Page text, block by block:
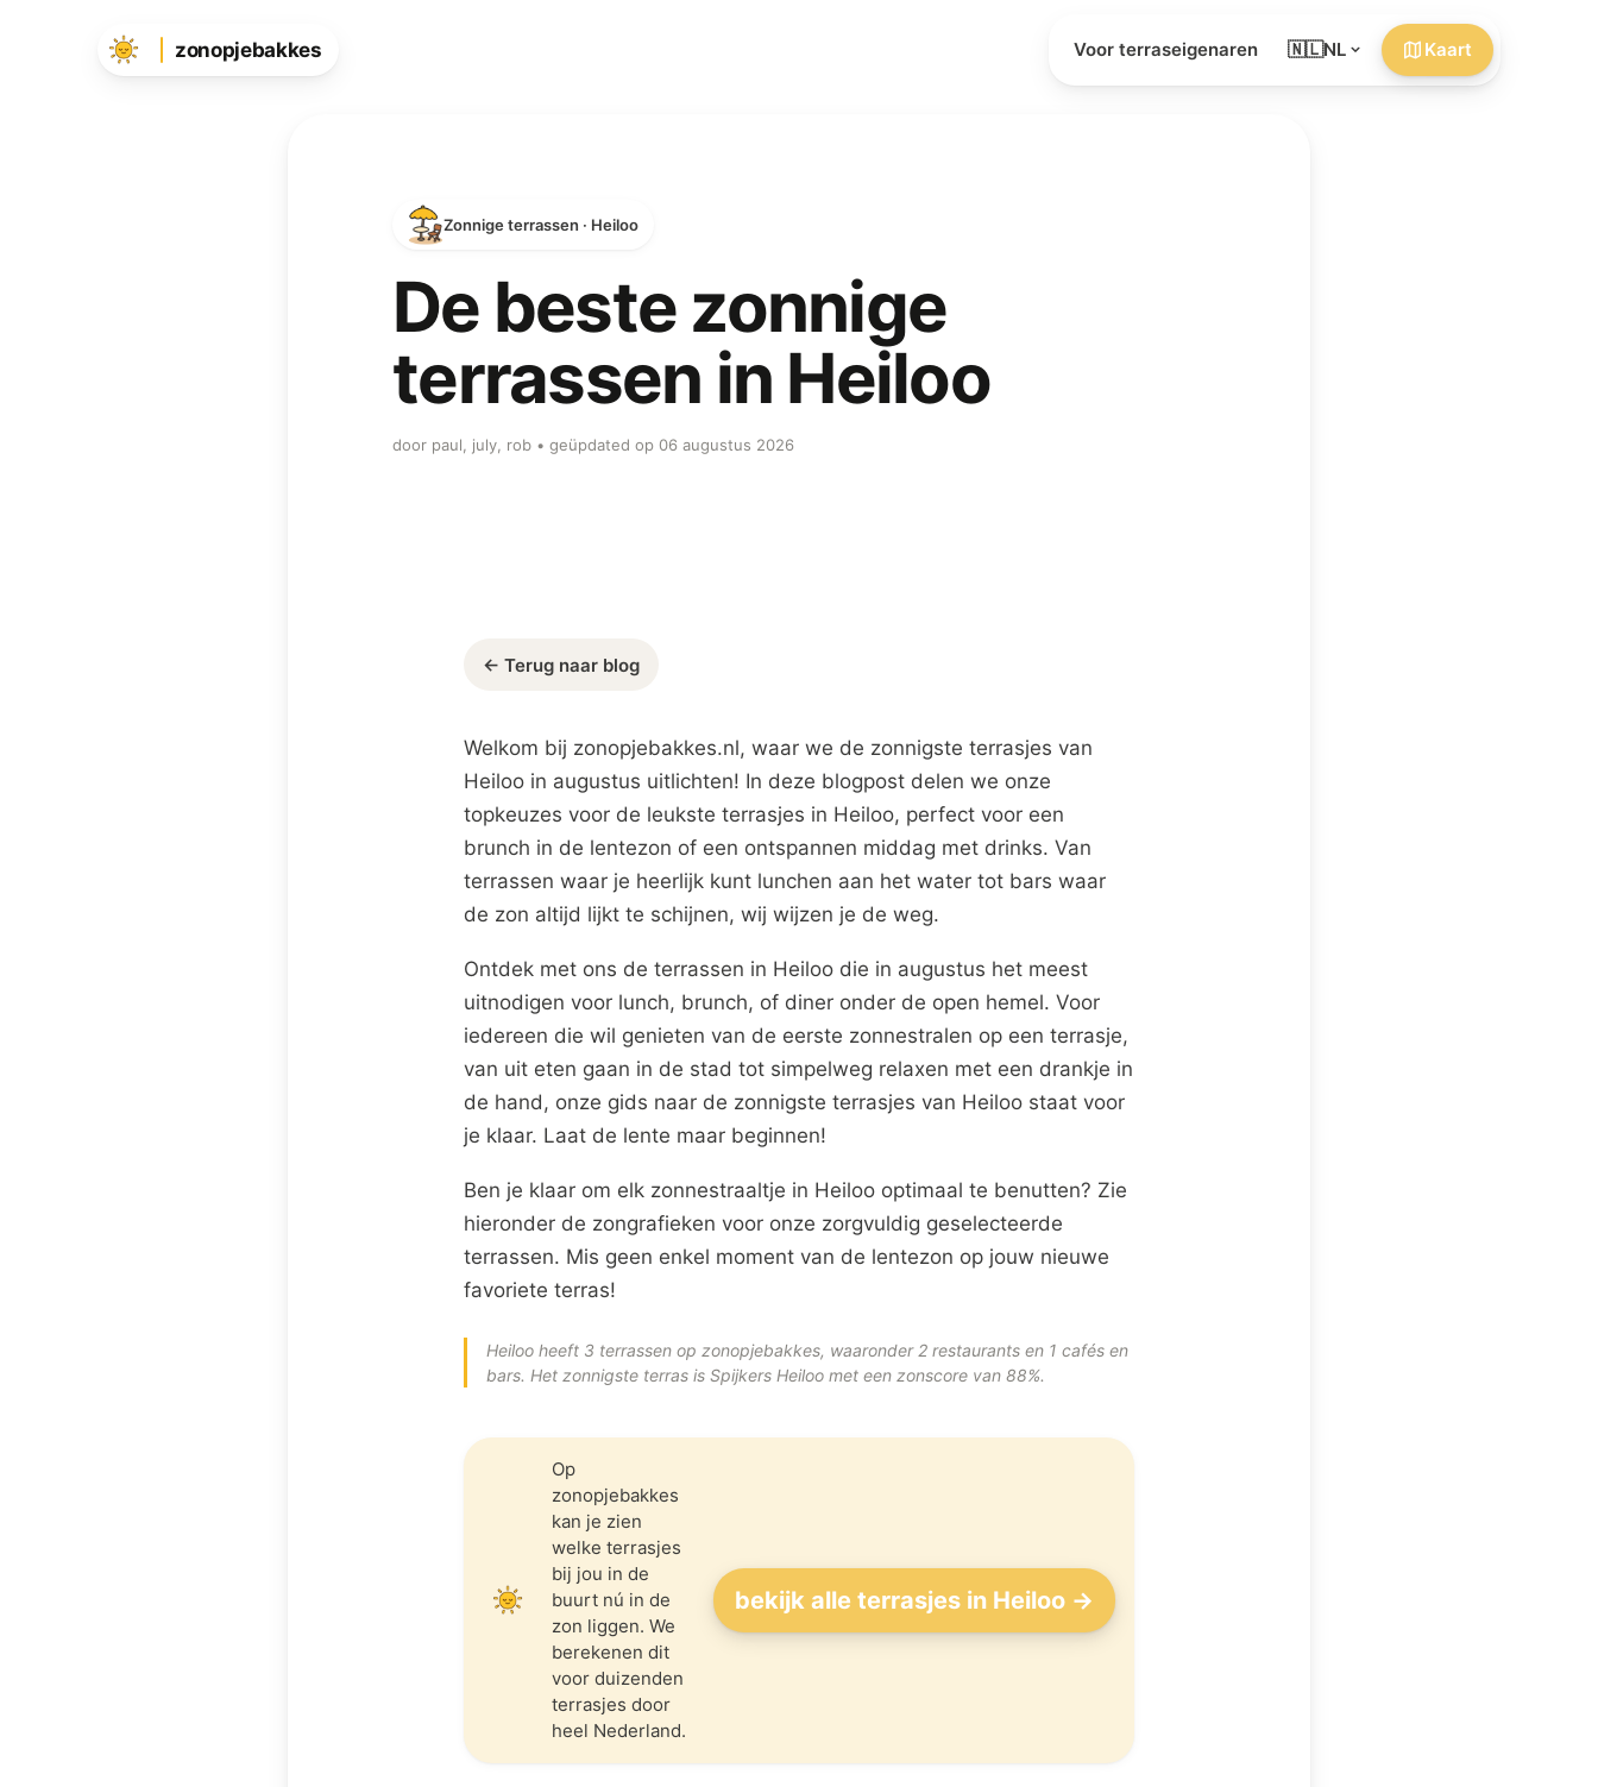
zonopjebakkes Voor terraseigenaren 🇳🇱NL Kaart
Zonnige terrassen · Heiloo
De beste zonnige
terrassen in Heiloo
door paul, july, rob • geüpdated op 06 augustus 2026
← Terug naar blog
Welkom bij zonopjebakkes.nl, waar we de zonnigste terrasjes van
Heiloo in augustus uitlichten! In deze blogpost delen we onze
topkeuzes voor de leukste terrasjes in Heiloo, perfect voor een
brunch in de lentezon of een ontspannen middag met drinks. Van
terrassen waar je heerlijk kunt lunchen aan het water tot bars waar
de zon altijd lijkt te schijnen, wij wijzen je de weg.
Ontdek met ons de terrassen in Heiloo die in augustus het meest
uitnodigen voor lunch, brunch, of diner onder de open hemel. Voor
iedereen die wil genieten van de eerste zonnestralen op een terrasje,
van uit eten gaan in de stad tot simpelweg relaxen met een drankje in
de hand, onze gids naar de zonnigste terrasjes van Heiloo staat voor
je klaar. Laat de lente maar beginnen!
Ben je klaar om elk zonnestraaltje in Heiloo optimaal te benutten? Zie
hieronder de zongrafieken voor onze zorgvuldig geselecteerde
terrassen. Mis geen enkel moment van de lentezon op jouw nieuwe
favoriete terras!
Heiloo heeft 3 terrassen op zonopjebakkes, waaronder 2 restaurants en 1 cafés en
bars. Het zonnigste terras is Spijkers Heiloo met een zonscore van 88%.
Op
zonopjebakkes
kan je zien
welke terrasjes
bij jou in de
buurt nú in de
zon liggen. We
berekenen dit
voor duizenden
terrasjes door
heel Nederland.
bekijk alle terrasjes in Heiloo →